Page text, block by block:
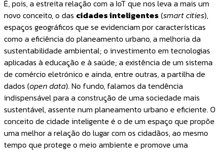
É, pois, a estreita relação com a IoT que nos leva a mais um
novo conceito, o das cidades inteligentes (smart cities),
espaços geográficos que se evidenciam por características
como a eficiência do planeamento urbano, a melhoria da
sustentabilidade ambiental; o investimento em tecnologias
aplicadas à educação e à saúde; a existência de um sistema
de comércio eletrónico e ainda, entre outras, a partilha de
dados (open data). No fundo, falamos da tendência
indispensável para a construção de uma sociedade mais
sustentável, assente num planeamento urbano e eficiente. O
conceito de cidade inteligente é o de um espaço que propõe
uma melhor a relação do lugar com os cidadãos, ao mesmo
tempo que protege o meio ambiente e promove uma